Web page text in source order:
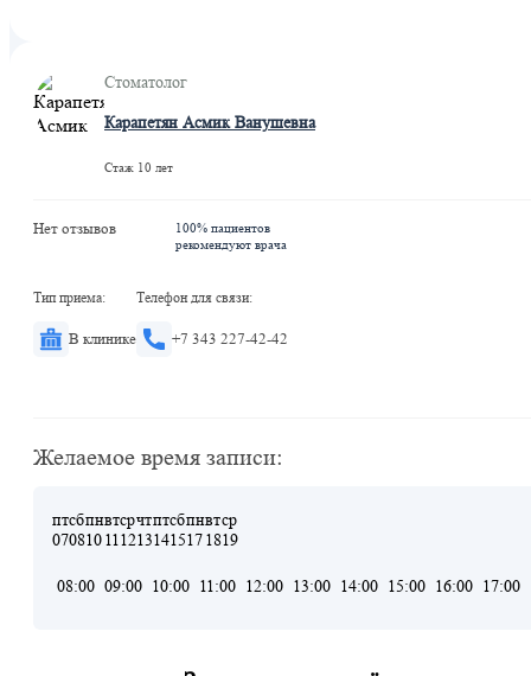
Стоматолог
Карапетян Асмик Ванушевна
Стаж 10 лет
Нет отзывов
100% пациентов
рекомендуют врача
Тип приема:
В клинике
Телефон для связи:
+7 343 227-42-42
Желаемое время записи:
пт
07
сб
08
пн
10
вт
11
ср
12
чт
13
пт
14
сб
15
пн
17
вт
18
ср
19
08:00 09:00 10:00 11:00 12:00 13:00 14:00 15:00 16:00 17:00